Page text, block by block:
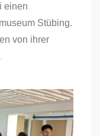
einen
Stübing.
von ihrer